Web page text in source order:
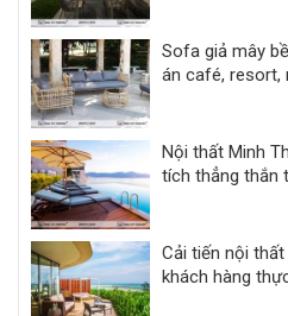
Sofa giả mây
án café, resort,
Nội thất Minh
tích thẳng thắn
Cải tiến nội
khách hàng